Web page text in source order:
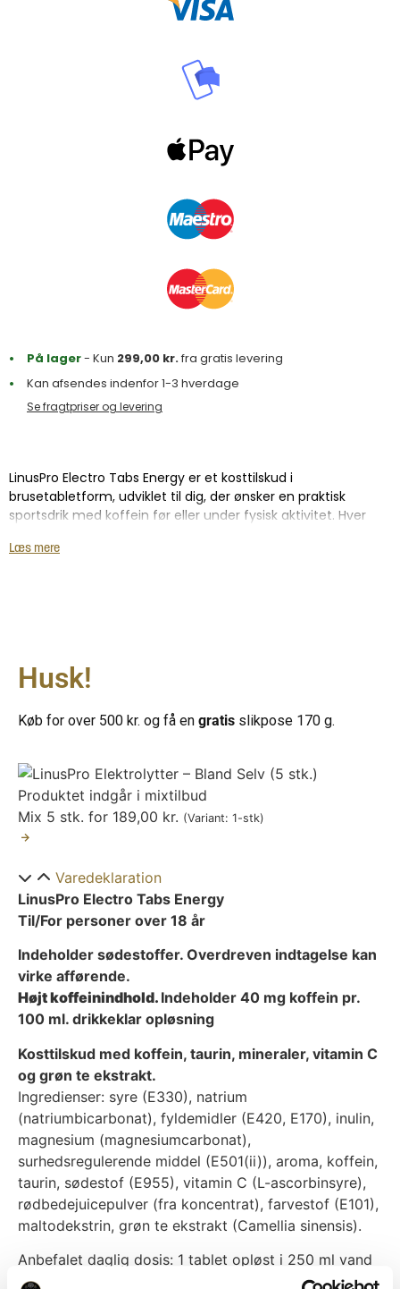
På lager- Kun 299,00 kr.fra gratis levering
Kan afsendes indenfor 1-3 hverdage
Se fragtpriser og levering
LinusPro Electro Tabs Energy er et kosttilskud i
brusetabletform, udviklet til dig, der ønsker en praktisk
sportsdrik med koffein før eller under fysisk aktivitet. Hver
smag, der kombinerer en let syrlig og sød smagsprofil.
styrketræning, løb, cykling og holdsport. Den praktiske rør-
emballage indeholder 20 brusetabletter og fylder minimalt i
sportstasken.
elektrolytter
Læs mere
Husk!
Køb for over 500 kr. og få en gratis slikpose 170 g.
Produktet indgår i mixtilbud
Mix 5 stk. for 189,00 kr. (Variant: 1-stk)
Varedeklaration
LinusPro Electro Tabs Energy
Til/For personer over 18 år
Indeholder sødestoffer. Overdreven indtagelse kan
virke afførende.
Højt koffeinindhold. Indeholder 40 mg koffein pr.
100 ml. drikkeklar opløsning
Kosttilskud med koffein, taurin, mineraler, vitamin C
og grøn te ekstrakt.
Ingredienser: syre (E330), natrium
(natriumbicarbonat), fyldemidler (E420, E170), inulin,
magnesium (magnesiumcarbonat),
surhedsregulerende middel (E501(ii)), aroma, koffein,
taurin, sødestof (E955), vitamin C (L-ascorbinsyre),
rødbedejuicepulver (fra koncentrat), farvestof (E101),
maltodekstrin, grøn te ekstrakt (Camellia sinensis).
Anbefalet daglig dosis: 1 tablet opløst i 250 ml vand
2 gange dagligt.